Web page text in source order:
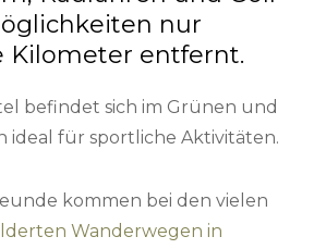
nur
Kilometer entfernt.
befindet sich im Grünen und
ideal für sportliche Aktivitäten.
kommen bei den vielen
Wanderwegen in